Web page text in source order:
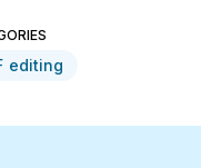
editing